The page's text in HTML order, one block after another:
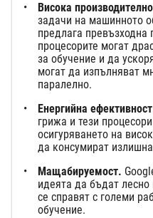
Висока
задачи на машинното
предлага превъзходна
процесорите могат
за обучение и да
могат да изпълняват
паралелно.
Енергийна
грижа и тези
осигуряването на
да консумират
Мащабируемост.
идеята да бъдат
се справят с големи
обучение.